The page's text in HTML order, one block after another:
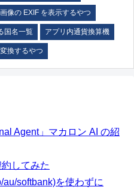
画像の EXIF を表示するやつ
国名一覧 アプリ内通貨換算機
換するやつ
Agent」マカロン AI の紹
してみた
softbank)を使わずに